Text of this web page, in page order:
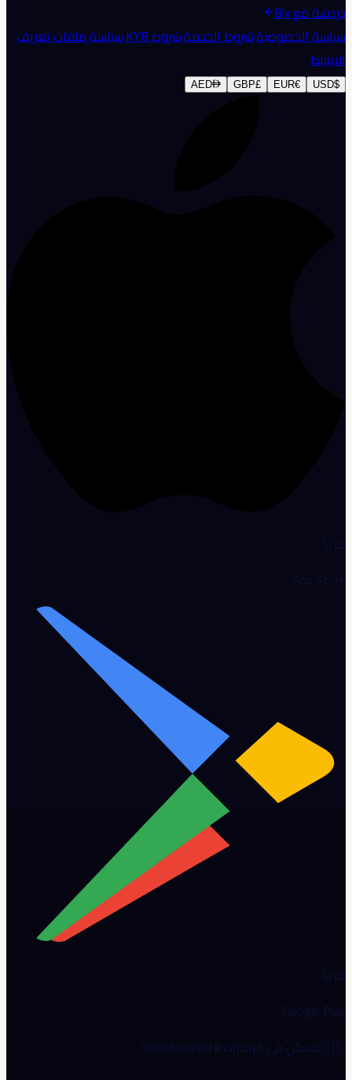
دردشة مع Bix
سياسة الخصوصية·شروط الخدمة·شروط KYB ·سياسة ملفات تعريف
الارتباط
$
USD
€
EUR
£
GBP
AED
قريباً
App Store
قريباً
Google Play
🇦🇪مسجّل في الإمارات·
#TradeSmarter